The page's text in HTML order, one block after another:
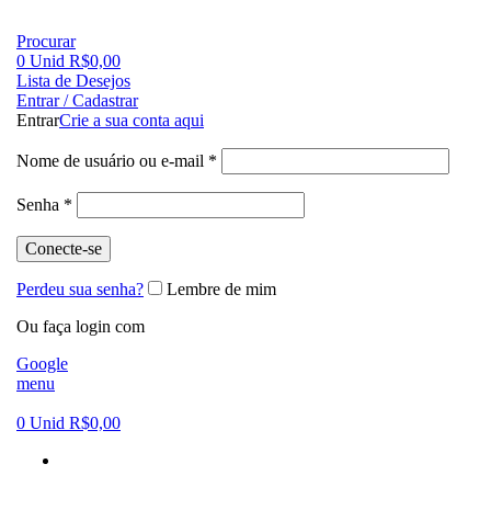
Procurar
0 Unid R$0,00
Lista de Desejos
Entrar / Cadastrar
EntrarCrie a sua conta aqui
Nome de usuário ou e-mail *
Senha *
Conecte-se
Perdeu sua senha?
Lembre de mim
Ou faça login com
Google
menu
0 Unid R$0,00